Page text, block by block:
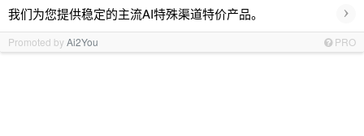
我们为您提供稳定的主流AI特殊渠道特价产品。 ›
Promoted byAi2You PRO